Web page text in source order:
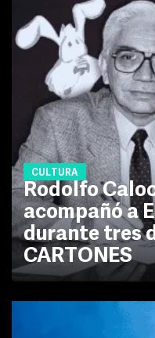
CULTURA
Rodolfo
acompañó a
durante tres
CARTONES